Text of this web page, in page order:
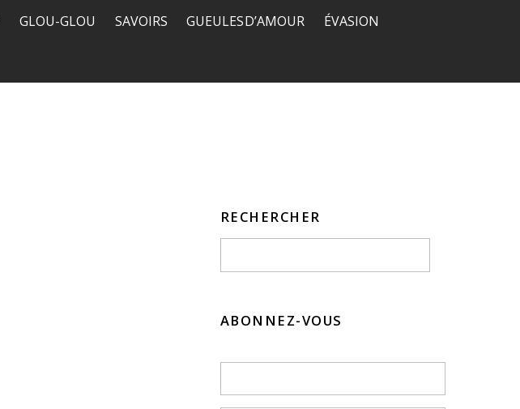
GLOU-GLOU SAVOIRS GUEULES D’AMOUR ÉVASION
RECHERCHER
ABONNEZ-VOUS